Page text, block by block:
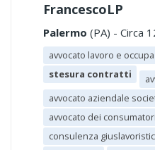
FrancescoLP
Palermo (PA) - Circa
avvocato lavoro e
stesura contratti
avvocato aziendale
avvocato dei consumatori
consulenza